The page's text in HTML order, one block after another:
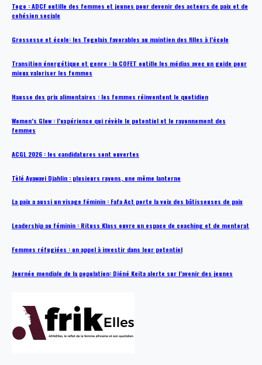
Togo : ADCF outille des femmes et jeunes pour devenir des acteurs de paix et de
cohésion sociale
Grossesse et école: les Togolais favorables au maintien des filles à l’école
Transition énergétique et genre : la COFET outille les médias avec un guide pour
mieux valoriser les femmes
Hausse des prix alimentaires : les femmes réinventent le quotidien
Women’s Glow : l’expérience qui révèle le potentiel et le rayonnement des
femmes
ACGL 2026 : les candidatures sont ouvertes
Tèlé Ayawavi Djahlin : plusieurs rayons, une même lanterne
La paix a aussi un visage féminin : Fafa Act porte la voix des bâtisseuses de paix
Leadership au féminin : Rituss Klass ouvre un espace de coaching et de mentorat
Femmes réfugiées : un appel à investir dans leur potentiel
Journée mondiale de la population: Diéné Keita alerte sur l’avenir des jeunes